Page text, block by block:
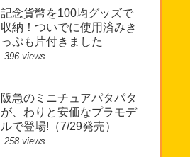
記念貨幣を100均グッズで
収納！ついでに使用済みき
っぷも片付きました
396 views
阪急のミニチュアパタパタ
が、わりと安価なプラモデ
ルで登場!（7/29発売）
258 views